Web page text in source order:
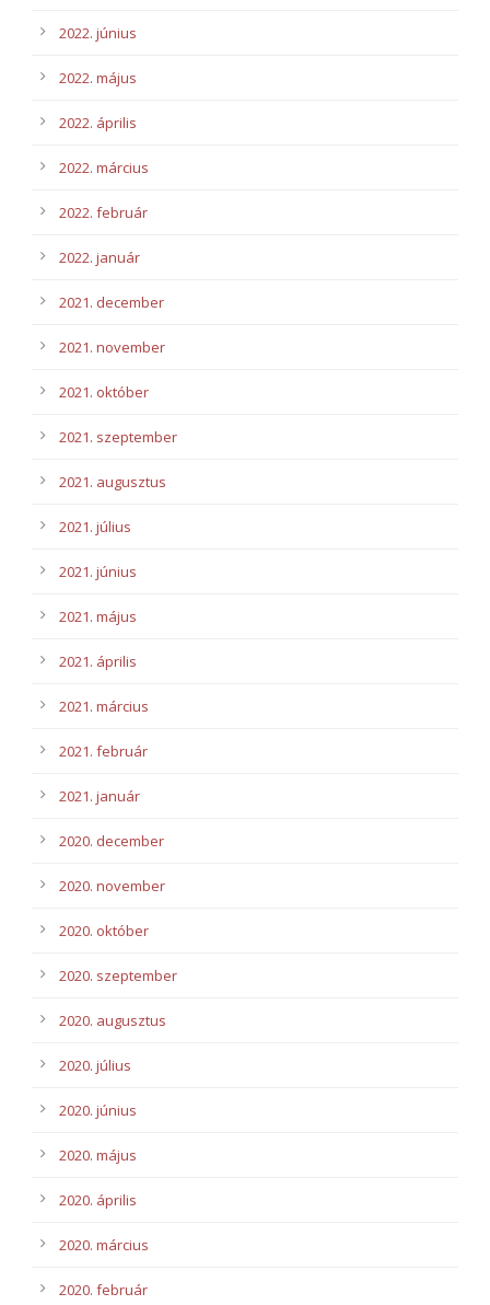
2022. június
2022. május
2022. április
2022. március
2022. február
2022. január
2021. december
2021. november
2021. október
2021. szeptember
2021. augusztus
2021. július
2021. június
2021. május
2021. április
2021. március
2021. február
2021. január
2020. december
2020. november
2020. október
2020. szeptember
2020. augusztus
2020. július
2020. június
2020. május
2020. április
2020. március
2020. február